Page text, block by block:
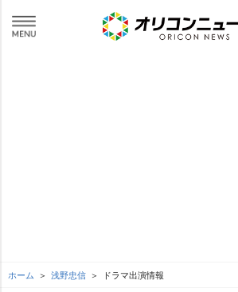
ホーム 浅野忠信 ドラマ出演情報